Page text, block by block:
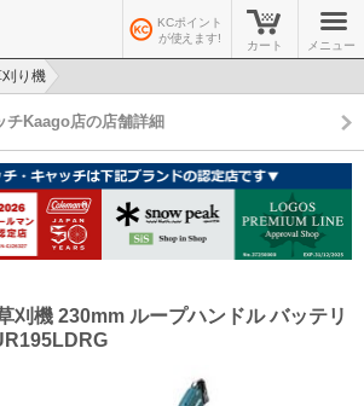
KCポイント
が使えます!
カート メニュー
り機
チKaago店の店舗詳細
刈機 230mm ループハンドル バッテリ